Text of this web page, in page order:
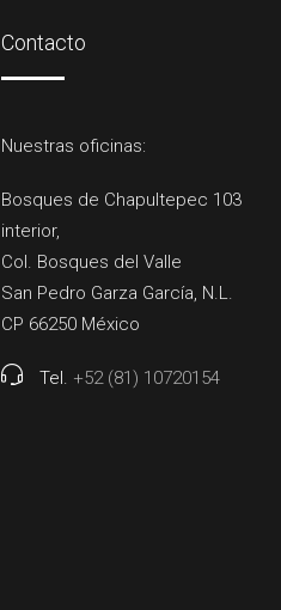
Contacto
Nuestras oficinas:
Bosques de Chapultepec 103
interior,
Col. Bosques del Valle
San Pedro Garza García, N.L.
CP 66250 México
Tel. +52 (81) 10720154